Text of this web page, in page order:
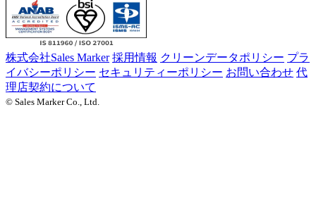
株式会社Sales Marker 採用情報 クリーンデータポリシー プラ
イバシーポリシー セキュリティーポリシー お問い合わせ 代
理店契約について
© Sales Marker Co., Ltd.